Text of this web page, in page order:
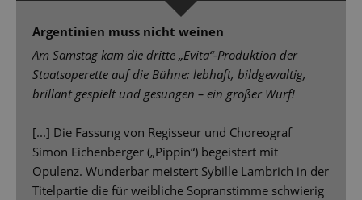
Argentinien muss nicht weinen
Am Samstag kam die dritte „Evita“-Produktion der
Staatsoperette auf die Bühne: lebhaft, bildgewaltig,
brillant gespielt und gesungen – ein großer Wurf!
[...] Die Fassung von Regisseur und Choreograf
Simon Eichenberger („Pippin“) begeistert mit
Opulenz. Wunderbar meistert Sybille Lambrich in der
Titelpartie die für weibliche Sopranstimme schwierig